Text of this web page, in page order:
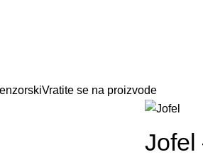
Vratite se na proizvode
Jofel